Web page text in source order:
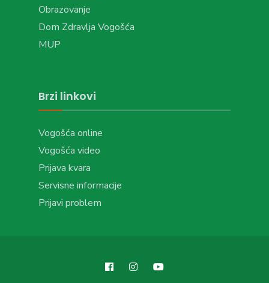
Obrazovanje
Dom Zdravlja Vogošća
MUP
Brzi linkovi
Vogošća online
Vogošća video
Prijava kvara
Servisne informacije
Prijavi problem